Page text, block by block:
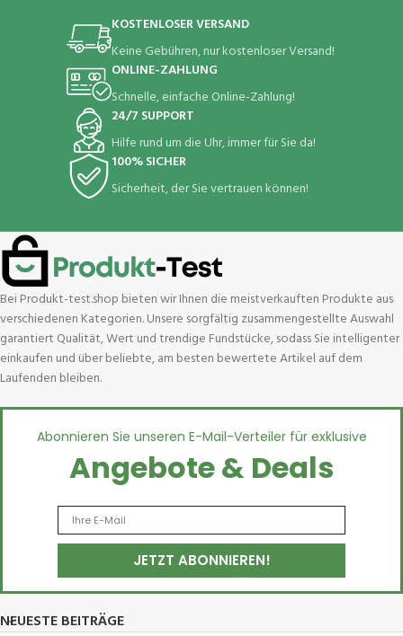
KOSTENLOSER VERSAND
Keine Gebühren, nur kostenloser Versand!
ONLINE-ZAHLUNG
Schnelle, einfache Online-Zahlung!
24/7 SUPPORT
Hilfe rund um die Uhr, immer für Sie da!
100% SICHER
Sicherheit, der Sie vertrauen können!
Bei Produkt-test.shop bieten wir Ihnen die meistverkauften Produkte aus
verschiedenen Kategorien. Unsere sorgfältig zusammengestellte Auswahl
garantiert Qualität, Wert und trendige Fundstücke, sodass Sie intelligenter
einkaufen und über beliebte, am besten bewertete Artikel auf dem
Laufenden bleiben.
Abonnieren Sie unseren E-Mail-Verteiler für exklusive
Angebote & Deals
NEUESTE BEITRÄGE